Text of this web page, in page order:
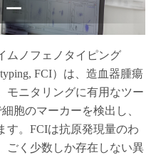
ムノフェノタイピング
FCI）は、造血器腫瘍
モニタリングに有用なツー
胞のマーカーを検出し、
す。FCIは抗原発現量のわ
ごく少数しか存在しない異